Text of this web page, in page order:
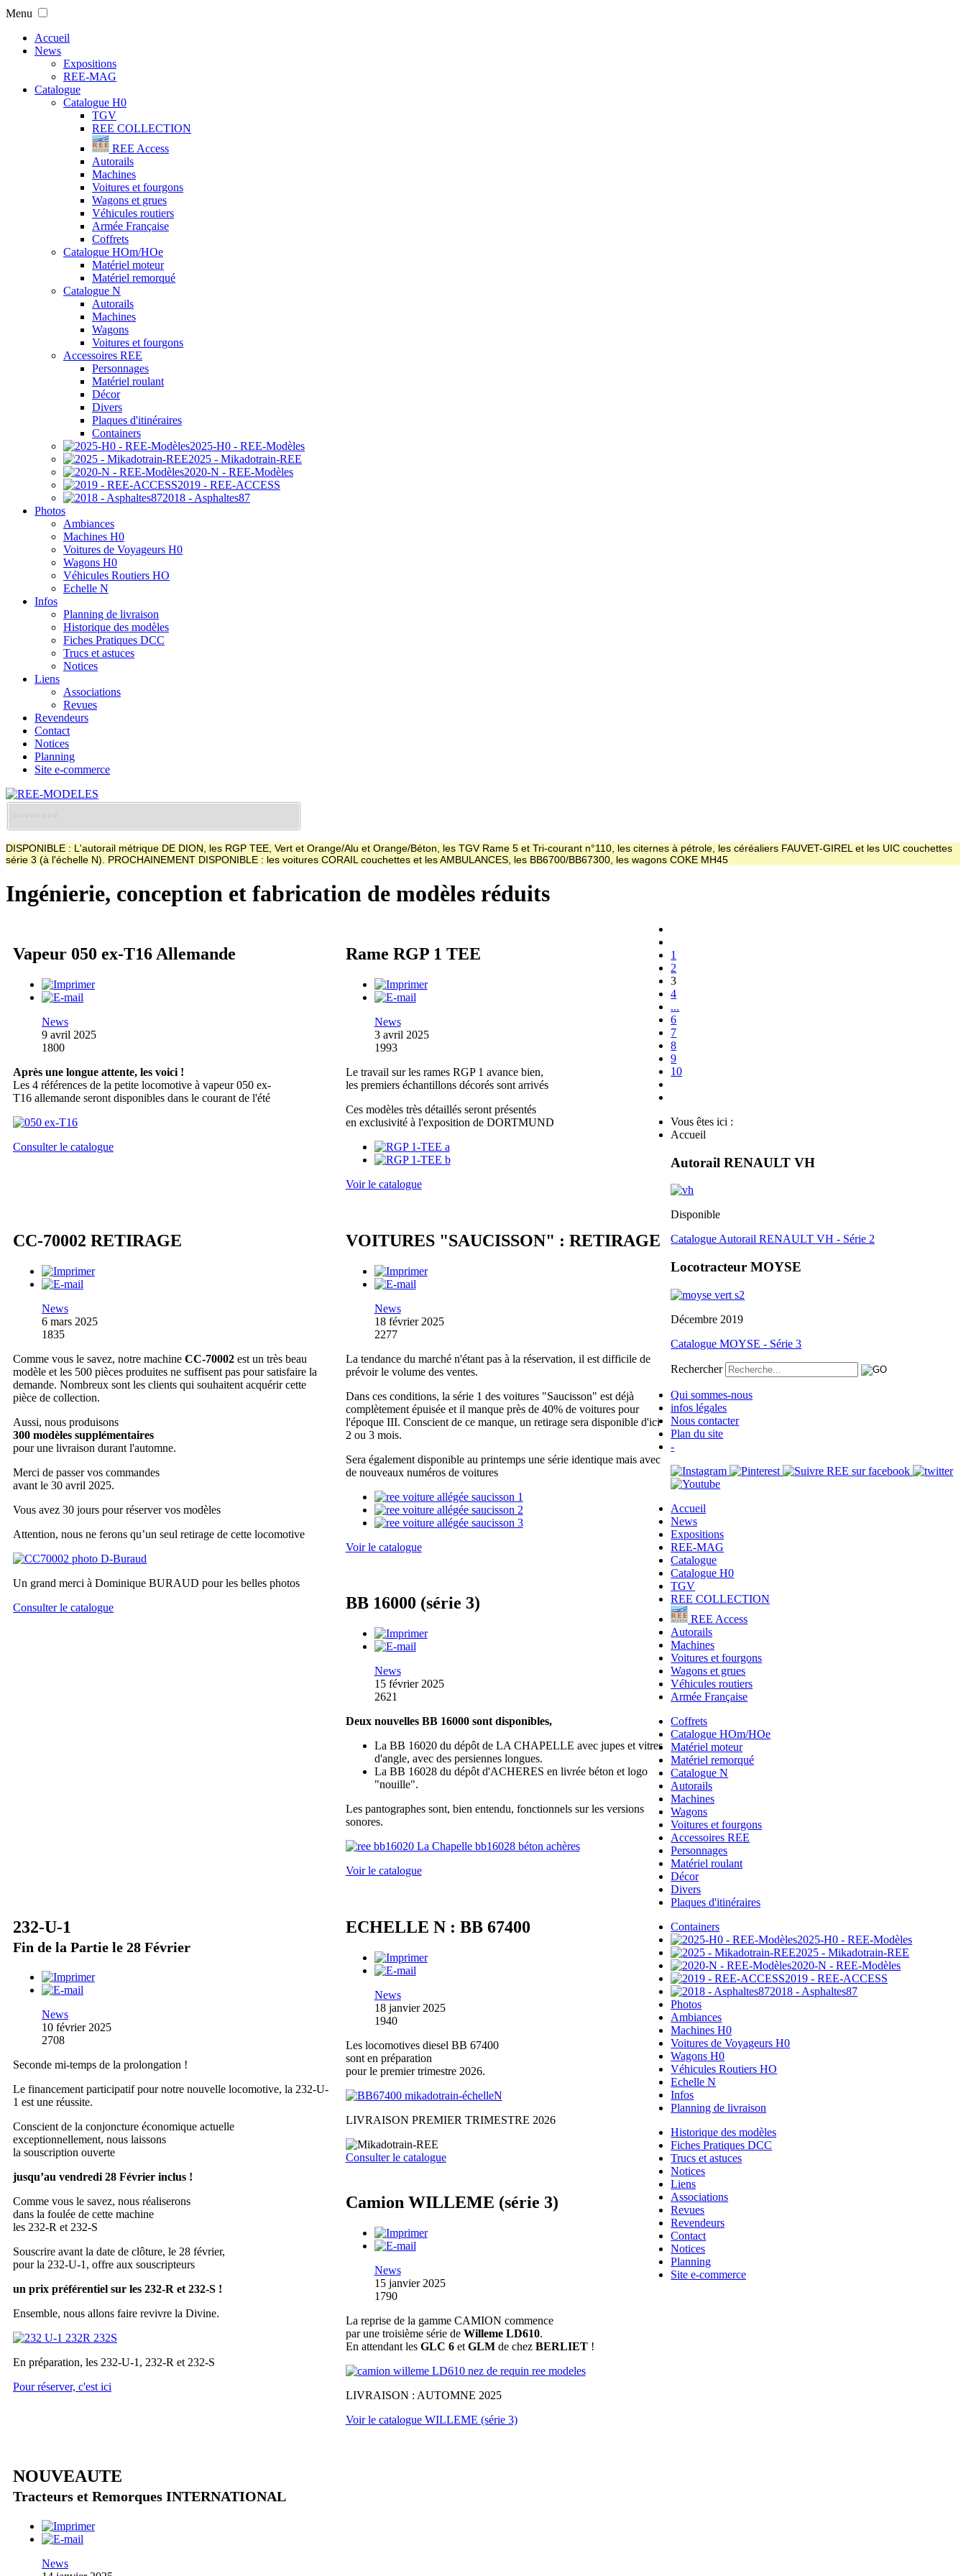
Menu
Accueil
News
Expositions
REE-MAG
Catalogue
Catalogue H0
TGV
REE COLLECTION
REE Access
Autorails
Machines
Voitures et fourgons
Wagons et grues
Véhicules routiers
Armée Française
Coffrets
Catalogue HOm/HOe
Matériel moteur
Matériel remorqué
Catalogue N
Autorails
Machines
Wagons
Voitures et fourgons
Accessoires REE
Personnages
Matériel roulant
Décor
Divers
Plaques d'itinéraires
Containers
2025-H0 - REE-Modèles
2025 - Mikadotrain-REE
2020-N - REE-Modèles
2019 - REE-ACCESS
2018 - Asphaltes87
Photos
Ambiances
Machines H0
Voitures de Voyageurs H0
Wagons H0
Véhicules Routiers HO
Echelle N
Infos
Planning de livraison
Historique des modèles
Fiches Pratiques DCC
Trucs et astuces
Notices
Liens
Associations
Revues
Revendeurs
Contact
Notices
Planning
Site e-commerce
DISPONIBLE : L'autorail métrique DE DION, les RGP TEE, Vert et Orange/Alu et Orange/Béton, les TGV Rame 5 et Tri-courant n°110, les citernes à pétrole, les céréaliers FAUVET-GIREL et les UIC couchettes
série 3 (à l'échelle N). PROCHAINEMENT DISPONIBLE : les voitures CORAIL couchettes et les AMBULANCES, les BB6700/BB67300, les wagons COKE MH45
Ingénierie, conception et fabrication de modèles réduits
Vapeur 050 ex-T16 Allemande
News
9 avril 2025
1800
Après une longue attente, les voici !
Les 4 références de la petite locomotive à vapeur 050 ex-
T16 allemande seront disponibles dans le courant de l'été
Consulter le catalogue
Rame RGP 1 TEE
News
3 avril 2025
1993
Le travail sur les rames RGP 1 avance bien,
les premiers échantillons décorés sont arrivés
Ces modèles très détaillés seront présentés
en exclusivité à l'exposition de DORTMUND
Voir le catalogue
CC-70002 RETIRAGE
News
6 mars 2025
1835
Comme vous le savez, notre machine CC-70002 est un très beau
modèle et les 500 pièces produites ne suffisent pas pour satisfaire la
demande. Nombreux sont les clients qui souhaitent acquérir cette
pièce de collection.
Aussi, nous produisons
300 modèles supplémentaires
pour une livraison durant l'automne.
Merci de passer vos commandes
avant le 30 avril 2025.
Vous avez 30 jours pour réserver vos modèles
Attention, nous ne ferons qu’un seul retirage de cette locomotive
Un grand merci à Dominique BURAUD pour les belles photos
Consulter le catalogue
VOITURES "SAUCISSON" : RETIRAGE
News
18 février 2025
2277
La tendance du marché n'étant pas à la réservation, il est difficile de
prévoir le volume des ventes.
Dans ces conditions, la série 1 des voitures "Saucisson" est déjà
complètement épuisée et il manque près de 40% de voitures pour
l'époque III. Conscient de ce manque, un retirage sera disponible d'ici
2 ou 3 mois.
Sera également disponible au printemps une série identique mais avec
de nouveaux numéros de voitures
Voir le catalogue
BB 16000 (série 3)
News
15 février 2025
2621
Deux nouvelles BB 16000 sont disponibles,
La BB 16020 du dépôt de LA CHAPELLE avec jupes et vitres
d'angle, avec des persiennes longues.
La BB 16028 du dépôt d'ACHERES en livrée béton et logo
"nouille".
Les pantographes sont, bien entendu, fonctionnels sur les versions
sonores.
Voir le catalogue
232-U-1
Fin de la Partie le 28 Février
News
10 février 2025
2708
Seconde mi-temps de la prolongation !
Le financement participatif pour notre nouvelle locomotive, la 232-U-
1 est une réussite.
Conscient de la conjoncture économique actuelle
exceptionnellement, nous laissons
la souscription ouverte
jusqu’au vendredi 28 Février inclus !
Comme vous le savez, nous réaliserons
dans la foulée de cette machine
les 232-R et 232-S
Souscrire avant la date de clôture, le 28 février,
pour la 232-U-1, offre aux souscripteurs
un prix préférentiel sur les 232-R et 232-S !
Ensemble, nous allons faire revivre la Divine.
En préparation, les 232-U-1, 232-R et 232-S
Pour réserver, c'est ici
ECHELLE N : BB 67400
News
18 janvier 2025
1940
Les locomotives diesel BB 67400
sont en préparation
pour le premier trimestre 2026.
LIVRAISON PREMIER TRIMESTRE 2026
Consulter le catalogue
Camion WILLEME (série 3)
News
15 janvier 2025
1790
La reprise de la gamme CAMION commence
par une troisième série de Willeme LD610.
En attendant les GLC 6et GLMde chez BERLIET!
LIVRAISON : AUTOMNE 2025
Voir le catalogue WILLEME (série 3)
NOUVEAUTE
Tracteurs et Remorques INTERNATIONAL
News
1
2
3
4
...
6
7
8
9
10
Vous êtes ici :
Accueil
Autorail RENAULT VH
Disponible
Catalogue Autorail RENAULT VH - Série 2
Locotracteur MOYSE
Décembre 2019
Catalogue MOYSE - Série 3
Rechercher
Qui sommes-nous
infos légales
Nous contacter
Plan du site
-
Accueil
News
Expositions
REE-MAG
Catalogue
Catalogue H0
TGV
REE COLLECTION
REE Access
Autorails
Machines
Voitures et fourgons
Wagons et grues
Véhicules routiers
Armée Française
Coffrets
Catalogue HOm/HOe
Matériel moteur
Matériel remorqué
Catalogue N
Autorails
Machines
Wagons
Voitures et fourgons
Accessoires REE
Personnages
Matériel roulant
Décor
Divers
Plaques d'itinéraires
Containers
2025-H0 - REE-Modèles
2025 - Mikadotrain-REE
2020-N - REE-Modèles
2019 - REE-ACCESS
2018 - Asphaltes87
Photos
Ambiances
Machines H0
Voitures de Voyageurs H0
Wagons H0
Véhicules Routiers HO
Echelle N
Infos
Planning de livraison
Historique des modèles
Fiches Pratiques DCC
Trucs et astuces
Notices
Liens
Associations
Revues
Revendeurs
Contact
Notices
Planning
Site e-commerce